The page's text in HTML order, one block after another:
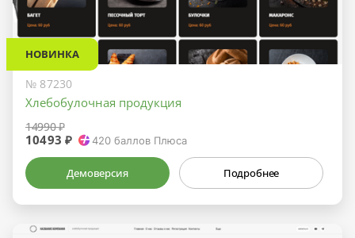
НОВИНКА
№ 87230
Хлебобулочная продукция
14990 ₽
10493 ₽ 420 баллов Плюса
Демоверсия Подробнее